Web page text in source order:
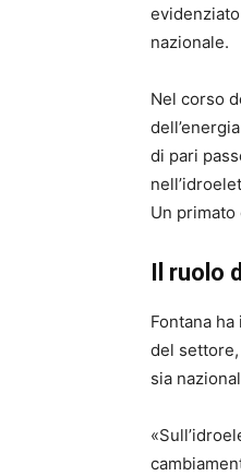
nazionale.
Nel corso
di pari
Un primato
Il ruolo
Fontana
del
sia